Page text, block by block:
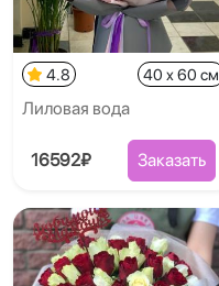
4.8 40 x 60 см
Лиловая вода
16592₽ Заказать